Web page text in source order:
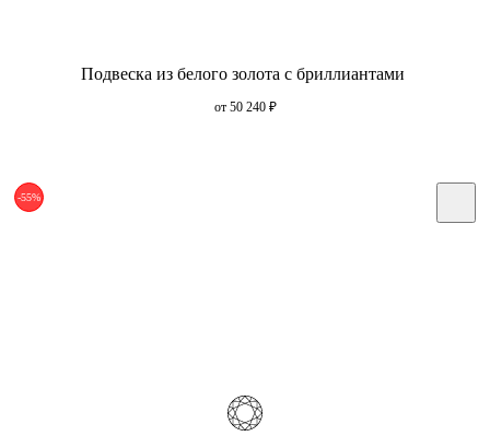
Подвеска из белого золота с бриллиантами
от 50 240 ₽
-55%